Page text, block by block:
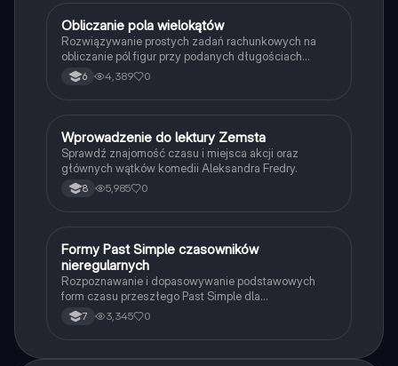
OMatematyka
Obliczanie pola wielokątów
Rozwiązywanie prostych zadań rachunkowych na
obliczanie pól figur przy podanych długościach
boków i wysokości.
6 4,389 0
WJęzyk polski
Wprowadzenie do lektury Zemsta
Sprawdź znajomość czasu i miejsca akcji oraz
głównych wątków komedii Aleksandra Fredry.
8 5,985 0
FJęzyk angielski
Formy Past Simple czasowników
nieregularnych
Rozpoznawanie i dopasowywanie podstawowych
form czasu przeszłego Past Simple dla
najpopularniejszych czasowników nieregularnych.
7 3,345 0